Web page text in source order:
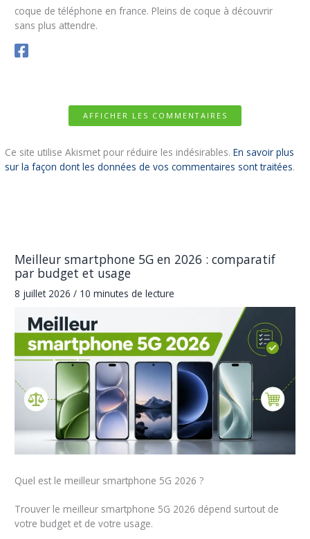
coque de téléphone en france. Pleins de coque à découvrir
sans plus attendre.
AFFICHER LES COMMENTAIRES
Ce site utilise Akismet pour réduire les indésirables.En savoir plus
sur la façon dont les données de vos commentaires sont traitées.
Meilleur smartphone 5G en 2026 : comparatif
par budget et usage
8 juillet 2026/ 10 minutes de lecture
Quel est le meilleur smartphone 5G 2026 ?
Trouver le meilleur smartphone 5G 2026 dépend surtout de
votre budget et de votre usage.